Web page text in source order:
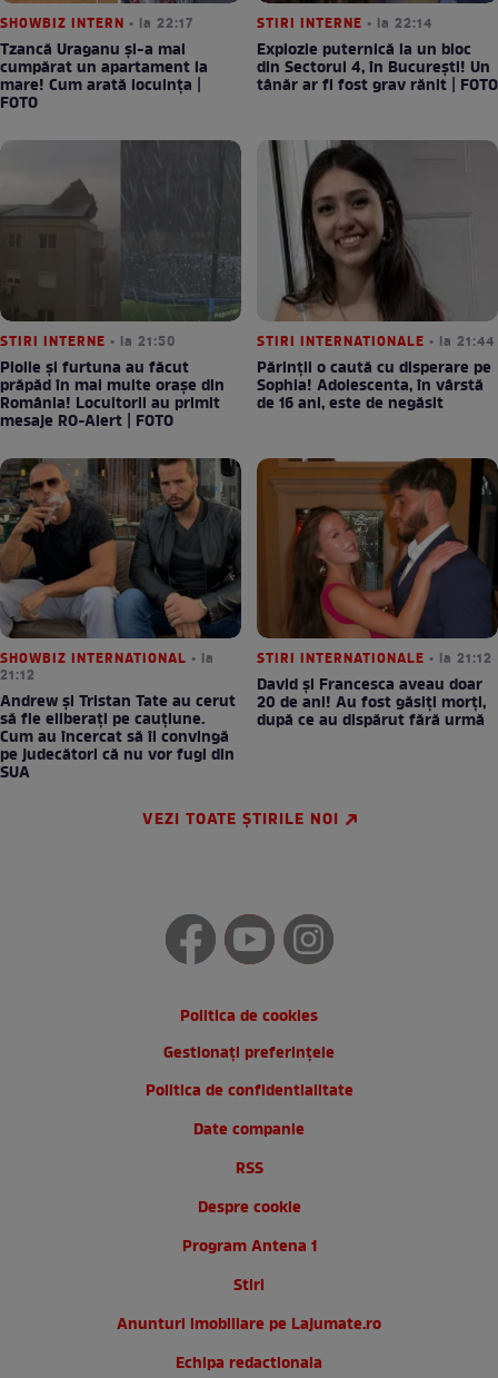
SHOWBIZ INTERN • la 22:17
Tzancă Uraganu și-a mai
cumpărat un apartament la
mare! Cum arată locuința |
FOTO
STIRI INTERNE • la 22:14
Explozie puternică la un bloc
din Sectorul 4, în București! Un
tânăr ar fi fost grav rănit | FOTO
STIRI INTERNE • la 21:50
Ploile și furtuna au făcut
prăpăd în mai multe orașe din
România! Locuitorii au primit
mesaje RO-Alert | FOTO
STIRI INTERNATIONALE • la 21:44
Părinții o caută cu disperare pe
Sophia! Adolescenta, în vârstă
de 16 ani, este de negăsit
SHOWBIZ INTERNATIONAL • la
21:12
Andrew și Tristan Tate au cerut
să fie eliberați pe cauțiune.
Cum au încercat să îi convingă
pe judecători că nu vor fugi din
SUA
STIRI INTERNATIONALE • la 21:12
David și Francesca aveau doar
20 de ani! Au fost găsiți morți,
după ce au dispărut fără urmă
VEZI TOATE ȘTIRILE NOI
Politica de cookies
Gestionați preferințele
Politica de confidentialitate
Date companie
RSS
Despre cookie
Program Antena 1
Stiri
Anunturi imobiliare pe Lajumate.ro
Echipa redactionala